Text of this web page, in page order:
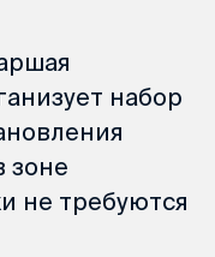
набор
зоне
не требуются